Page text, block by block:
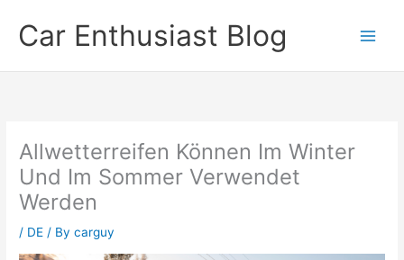
contentCar Enthusiast Blog
Allwetterreifen Können Im Winter
Und Im Sommer Verwendet
Werden
/ DE / Bycarguy